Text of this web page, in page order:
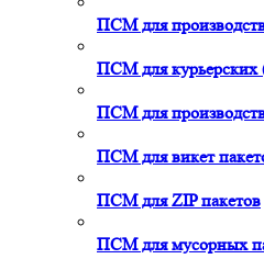
ПСМ для
ПСМ для курьерских
ПСМ для
ПСМ для викет
ПСМ для ZIP пакетов
ПСМ для мусорных